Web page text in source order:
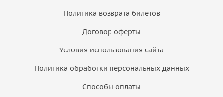
Политика возврата билетов
Договор оферты
Условия использования сайта
Политика обработки персональных данных
Способы оплаты